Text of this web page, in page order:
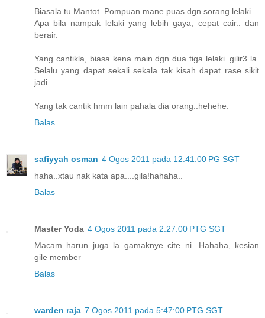
Biasala tu Mantot. Pompuan mane puas dgn sorang lelaki.
Apa bila nampak lelaki yang lebih gaya, cepat cair.. dan
berair.
Yang cantikla, biasa kena main dgn dua tiga lelaki..gilir3 la.
Selalu yang dapat sekali sekala tak kisah dapat rase sikit
jadi.
Yang tak cantik hmm lain pahala dia orang..hehehe.
Balas
safiyyah osman 4 Ogos 2011 pada 12:41:00 PG SGT
haha..xtau nak kata apa....gila!hahaha..
Balas
Master Yoda 4 Ogos 2011 pada 2:27:00 PTG SGT
Macam harun juga la gamaknye cite ni...Hahaha, kesian
gile member
Balas
warden raja 7 Ogos 2011 pada 5:47:00 PTG SGT